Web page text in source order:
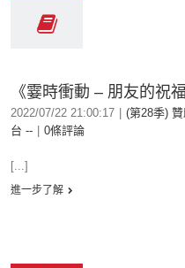
《霎時衝動 – 朋友的祝
2022/07/22 21:00:17 (第28季)
台 --
0條評論
[...]
進一步了解